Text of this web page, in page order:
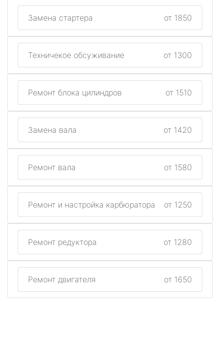
Замена стартера от 1850
Техничекое обсуживание от 1300
Ремонт блока цилиндров от 1510
Замена вала от 1420
Ремонт вала от 1580
Ремонт и настройка карбюратора от 1250
Ремонт редуктора от 1280
Ремонт двигателя от 1650